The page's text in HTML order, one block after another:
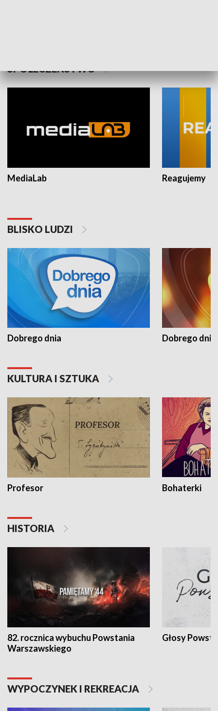
SPOŁECZEŃSTWO
MediaLab Reagujemy
BLISKO LUDZI
Dobrego dnia Dobrego dnia
KULTURA I SZTUKA
Profesor Bohaterki
HISTORIA
82. rocznica wybuchu Powstania
Warszawskiego
Głosy
WYPOCZYNEK I REKREACJA